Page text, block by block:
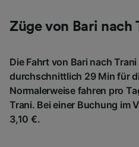
Züge von Bari nach
Die Fahrt von Bari nach
durchschnittlich 29 Min für
Normalerweise fahren pro
Trani. Bei einer Buchung im
3,10 €.